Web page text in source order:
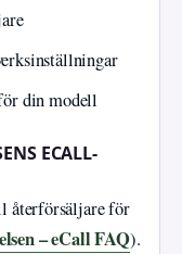
din modell
ECALL-
återförsäljare för
– eCall FAQ).